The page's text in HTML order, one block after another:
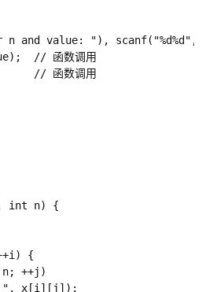
n and value: "),
// 函数调用
// 函数调用
int n) {
{
++j)
x[i][j]);